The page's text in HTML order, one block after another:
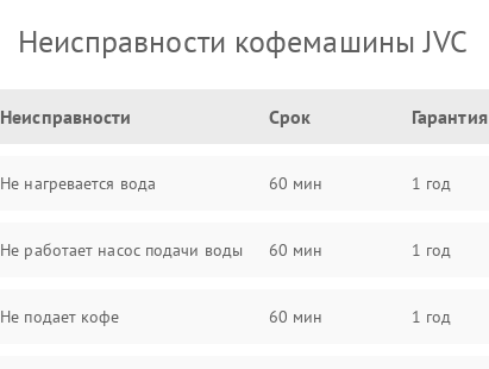
Неисправности кофемашины JVC
Неисправности Срок Гарантия
Не нагревается вода 60 мин 1 год
Не работает насос подачи воды 60 мин 1 год
Не подает кофе 60 мин 1 год